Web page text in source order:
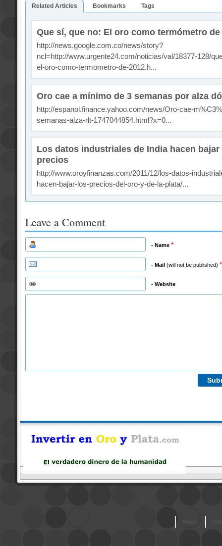
Related Articles Bookmarks Tags
Que sí, que no: El oro como termómetro de
http://news.google.com.co/news/story?
ncl=http://www.urgente24.com/noticias/val/18377-128/
el-oro-como-termometro-de-2012.h...
Oro cae a mínimo de 3 semanas por alza
http://espanol.finance.yahoo.com/news/Oro-cae-
semanas-alza-rlt-1747044854.html?x=0...
Los datos industriales de India hacen bajar
precios
http://www.oroyfinanzas.com/2011/12/los-datos-
hacen-bajar-los-precios-del-oro-y-de-la-plata/...
Leave a Comment
- Name *
- Mail (will not be published) *
- Website